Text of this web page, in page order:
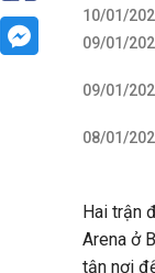
10/01/
09/01/
09/01/
08/01/
Hai trận
Arena ở
tận nơi